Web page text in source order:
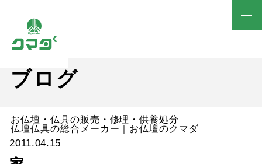
ブログ
お仏壇・仏具の販売・修理・供養処分
仏壇仏具の総合メーカー｜お仏壇のクマダ
2011.04.15